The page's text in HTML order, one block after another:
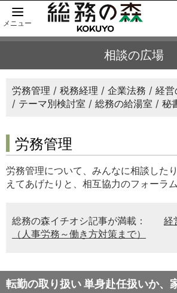
メニュー
相談の広場
労務管理 税務経理 企業法務
経営
テーマ別検討室
総務の給湯室 秘
労務管理
労務管理について、みんなに相談した
えてあげたりと、相互協力のフォーラ
総務の森イチオシ記事が満載：
経
（人事労務～働き方対策まで）
転勤の取り扱い 単身赴任扱いか、